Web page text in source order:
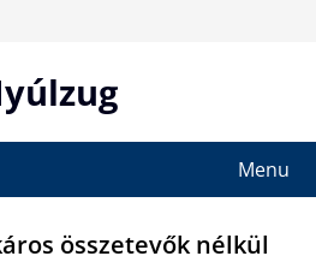
Menu
összetevők nélkül